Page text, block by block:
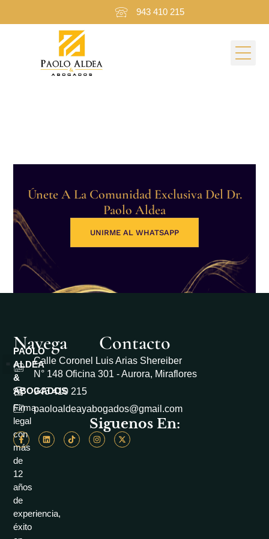
943 410 215
Únete A La Comunidad Exclusiva Del Dr.
Paolo Aldea
UNIRME AL WHATSAPP
PAOLO
ALDEA
&
ABOGADOS
Firma
legal
con
más
de
12
años
de
experiencia,
éxito
Navega Contacto
Calle Coronel Luis Arias Shereiber
N° 148 Oficina 301 - Aurora, Miraflores
943 410 215
paoloaldeayabogados@gmail.com
Siguenos En: